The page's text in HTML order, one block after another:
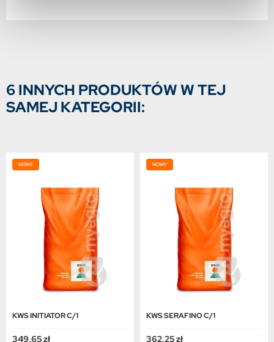
6 INNYCH PRODUKTÓW W TEJ
SAMEJ KATEGORII:
NOWY
KWS INITIATOR C/1
349,65 zł
NOWY
KWS SERAFINO C/1
362,25 zł